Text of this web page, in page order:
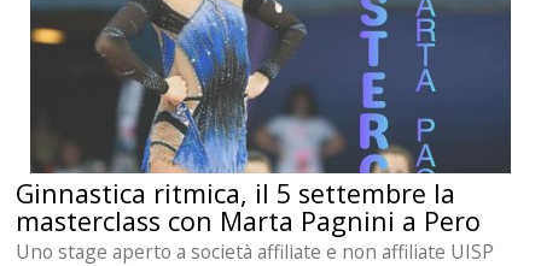
Ginnastica ritmica, il 5 settembre la
masterclass con Marta Pagnini a Pero
Uno stage aperto a società affiliate e non affiliate UISP